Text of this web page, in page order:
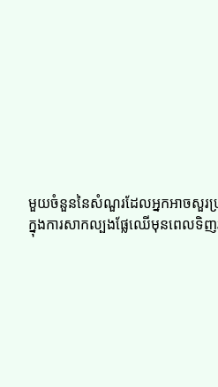
មួយចំនួននៃសំណួរដែលអ្នកអាចសួរប្រ
ក្នុងការសាកល្បងផ្លែឈើមុនពេលទិញវ